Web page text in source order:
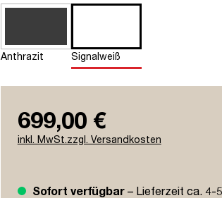
Anthrazit Signalweiß
699,00 €
inkl. MwSt.zzgl. Versandkosten
Sofort verfügbar– Lieferzeit ca. 4-